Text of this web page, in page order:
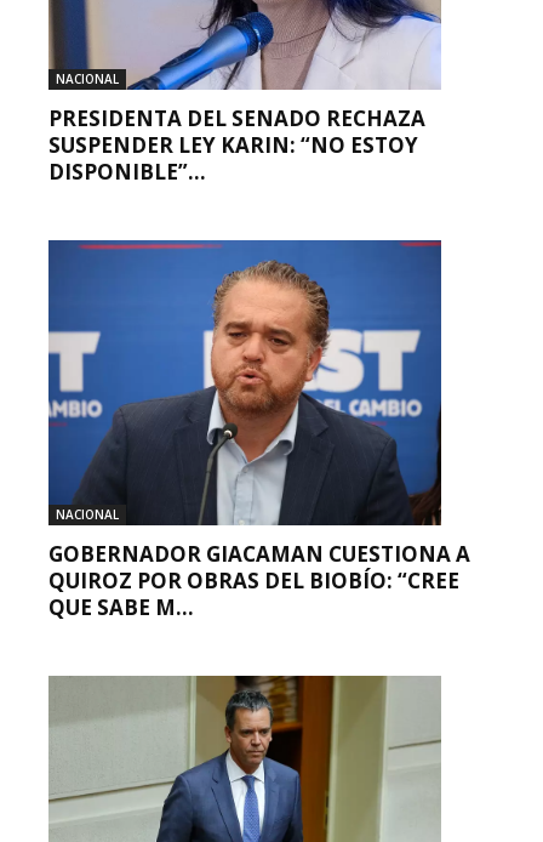
NACIONAL
PRESIDENTA DEL SENADO RECHAZA
SUSPENDER LEY KARIN: “NO ESTOY
DISPONIBLE”...
NACIONAL
GOBERNADOR GIACAMAN CUESTIONA A
QUIROZ POR OBRAS DEL BIOBÍO: “CREE
QUE SABE M...